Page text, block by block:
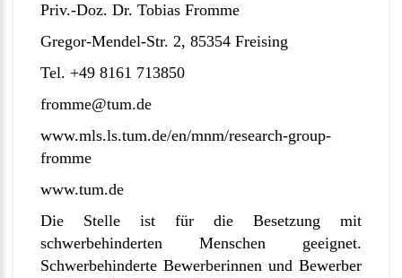
Priv.-Doz. Dr. Tobias Fromme
Gregor-Mendel-Str. 2, 85354 Freising
Tel. +49 8161 713850
fromme@tum.de
www.mls.ls.tum.de/en/mnm/research-group-
fromme
www.tum.de
Die Stelle ist für die Besetzung mit
schwerbehinderten Menschen geeignet.
Schwerbehinderte Bewerberinnen und Bewerber